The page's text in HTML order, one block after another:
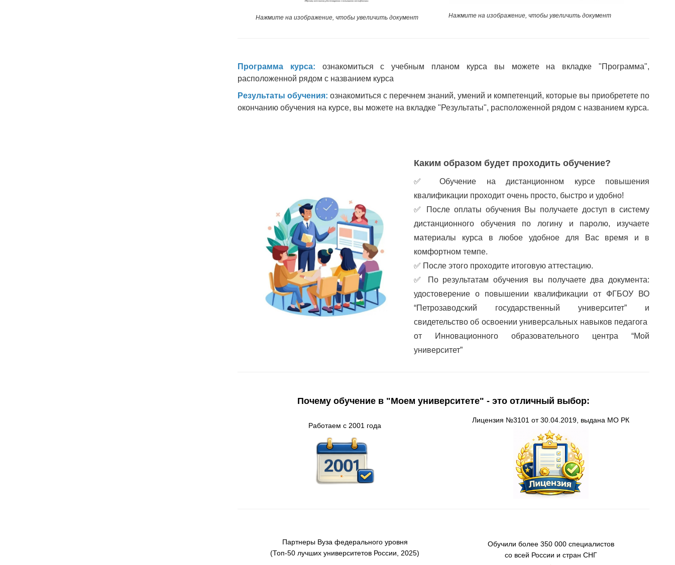
Нажмите на изображение, чтобы увеличить документ Нажмите на изображение, чтобы увеличить документ
Программа курса: ознакомиться с учебным планом курса вы можете на вкладке "Программа",
расположенной рядом с названием курса
Результаты обучения: ознакомиться с перечнем знаний, умений и компетенций, которые вы приобретете по
окончанию обучения на курсе, вы можете на вкладке "Результаты", расположенной рядом с названием курса.
Каким образом будет проходить обучение?
✅ Обучение на дистанционном курсе повышения
квалификации проходит очень просто, быстро и удобно!
✅ После оплаты обучения Вы получаете доступ в систему
дистанционного обучения по логину и паролю, изучаете
материалы курса в любое удобное для Вас время и в
комфортном темпе.
✅ После этого проходите итоговую аттестацию.
✅
По результатам обучения вы получаете два документа:
удостоверение о повышении квалификации от ФГБОУ ВО
“Петрозаводский государственный университет” и
свидетельство об освоении универсальных навыков педагога
от Инновационного образовательного центра “Мой
университет”
Почему обучение в "Моем университете" - это отличный выбор:
Работаем с 2001 года
Лицензия №3101 от 30.04.2019, выдана МО РК
ПартнерыВуза федерального уровня
(Топ-50 лучших университетов России , 2025)
Обучили более 350 000 специалистов
со всей России и стран СНГ